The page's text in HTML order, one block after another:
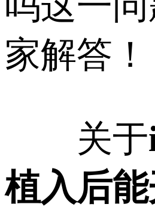
家解答！
关于
植入后